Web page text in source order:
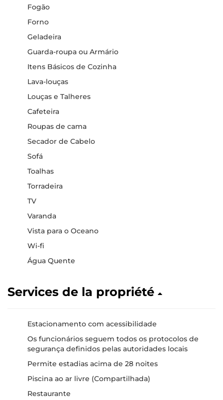
Fogão
Forno
Geladeira
Guarda-roupa ou Armário
Itens Básicos de Cozinha
Lava-louças
Louças e Talheres
Cafeteira
Roupas de cama
Secador de Cabelo
Sofá
Toalhas
Torradeira
TV
Varanda
Vista para o Oceano
Wi-fi
Água Quente
Services de la propriété
Estacionamento com acessibilidade
Os funcionários seguem todos os protocolos de
segurança definidos pelas autoridades locais
Permite estadias acima de 28 noites
Piscina ao ar livre (Compartilhada)
Restaurante